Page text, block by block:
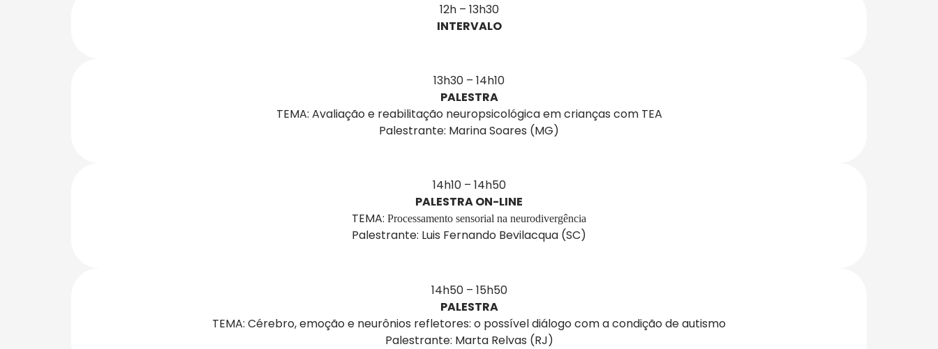
12h – 13h30
INTERVALO
13h30 – 14h10
PALESTRA
TEMA: Avaliação e reabilitação neuropsicológica em crianças com TEA
Palestrante: Marina Soares (MG)
14h10 – 14h50
PALESTRA ON-LINE
TEMA: Processamento sensorial na neurodivergência
Palestrante: Luis Fernando Bevilacqua (SC)
14h50 – 15h50
PALESTRA
TEMA: Cérebro, emoção e neurônios refletores: o possível diálogo com a condição de autismo
Palestrante: Marta Relvas (RJ)